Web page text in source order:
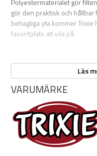
Polyestermaterialet gör
gör den praktisk och hållbar
behagliga yta kommer
favoritplats att vila på.
Mått:
- Längd: 100cm
- Bredd: 70cm
Tillverkad av polyester
Mjuk
Lämplig för allergiker
Läs
VARUMÄRKE